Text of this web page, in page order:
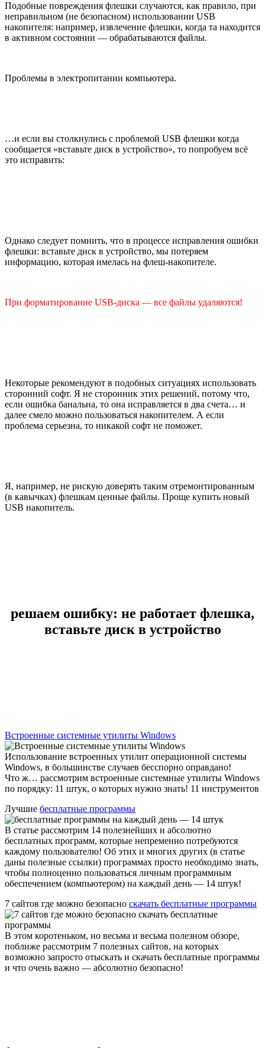
Подобные повреждения флешки случаются, как правило, при
неправильном (не безопасном) использовании USB
накопителя: например, извлечение флешки, когда та находится
в активном состоянии — обрабатываются файлы.
Проблемы в электропитании компьютера.
…и если вы столкнулись с проблемой USB флешки когда
сообщается «вставьте диск в устройство», то попробуем всё
это исправить:
Однако следует помнить, что в процессе исправления ошибки
флешки: вставьте диск в устройство, мы потеряем
информацию, которая имелась на флеш-накопителе.
При форматирование USB-диска — все файлы удаляются!
Некоторые рекомендуют в подобных ситуациях использовать
сторонний софт. Я не сторонник этих решений, потому что,
если ошибка банальна, то она исправляется в два счета… и
далее смело можно пользоваться накопителем. А если
проблема серьезна, то никакой софт не поможет.
Я, например, не рискую доверять таким отремонтированным
(в кавычках) флешкам ценные файлы. Проще купить новый
USB накопитель.
решаем ошибку: не работает флешка,
вставьте диск в устройство
Встроенные системные утилиты Windows
Использование встроенных утилит операционной системы
Windows, в большинстве случаев бесспорно оправдано!
Что ж… рассмотрим встроенные системные утилиты Windows
по порядку: 11 штук, о которых нужно знать! 11 инструментов
Лучшие бесплатные программы
В статье рассмотрим 14 полезнейших и абсолютно
бесплатных программ, которые непременно потребуются
каждому пользователю! Об этих и многих других (в статье
даны полезные ссылки) программах просто необходимо знать,
чтобы полноценно пользоваться личным программным
обеспечением (компьютером) на каждый день — 14 штук!
7 сайтов где можно безопасно скачать бесплатные программы
В этом коротеньком, но весьма и весьма полезном обзоре,
поближе рассмотрим 7 полезных сайтов, на которых
возможно запросто отыскать и скачать бесплатные программы
и что очень важно — абсолютно безопасно!